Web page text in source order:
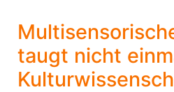
taugt nicht